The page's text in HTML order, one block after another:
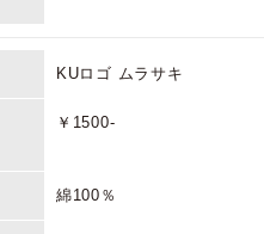
KUロゴ ムラサキ
￥1500-
綿100％